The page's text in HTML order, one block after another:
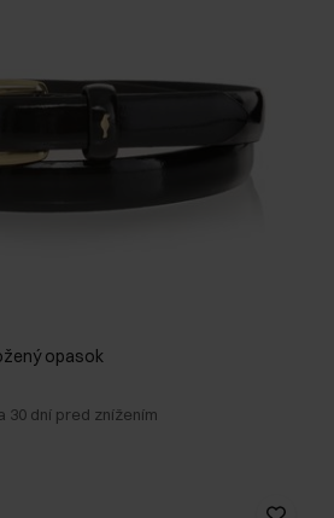
opasok
30 dní pred znížením